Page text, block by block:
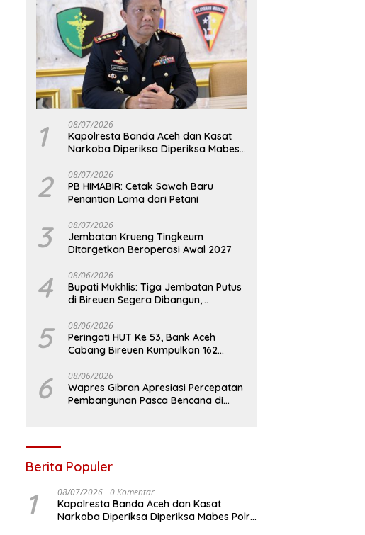
1 08/07/2026
Kapolresta Banda Aceh dan Kasat
Narkoba Diperiksa Diperiksa Mabes
2 08/07/2026
PB HIMABIR: Cetak Sawah Baru
Penantian Lama dari Petani
3 08/07/2026
Jembatan Krueng Tingkeum
Ditargetkan Beroperasi Awal 2027
4 08/06/2026
Bupati Mukhlis: Tiga Jembatan Putus
di Bireuen Segera Dibangun,
5 08/06/2026
Peringati HUT Ke 53, Bank Aceh
Cabang Bireuen Kumpulkan 162
6 08/06/2026
Wapres Gibran Apresiasi Percepatan
Pembangunan Pasca Bencana di
Berita Populer
1 08/07/2026 0 Komentar
Kapolresta Banda Aceh dan Kasat
Narkoba Diperiksa Diperiksa Mabes Polri,